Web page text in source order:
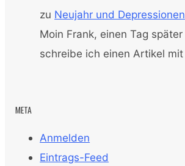
zu Neujahr und Depressionen
Moin Frank, einen Tag später
schreibe ich einen Artikel mit
META
Anmelden
Eintrags-Feed